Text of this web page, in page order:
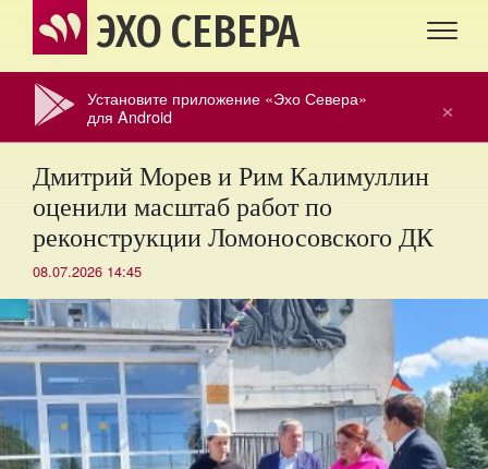
ЭХО СЕВЕРА
×
Установите приложение «Эхо Севера»
для Android
Дмитрий Морев и Рим Калимуллин
оценили масштаб работ по
реконструкции Ломоносовского ДК
08.07.2026 14:45